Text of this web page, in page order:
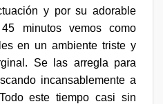
y por su adorable
minutos vemos como
en un ambiente triste y
Se las arregla para
incansablemente a
este tiempo casi sin